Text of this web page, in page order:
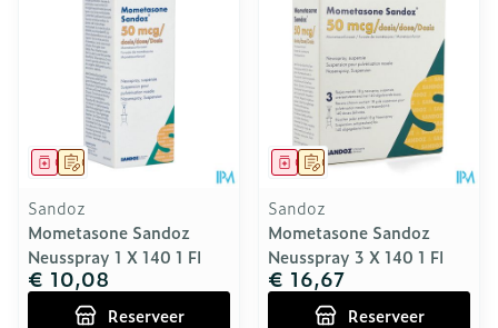
Op voorschrift
Geneesmiddel
Sandoz
Mometasone Sandoz
Neusspray 1 X 140 1 Fl
€ 10,08
Reserveer
Op voorschrift
Geneesmiddel
Sandoz
Mometasone Sandoz
Neusspray 3 X 140 1 Fl
€ 16,67
Reserveer